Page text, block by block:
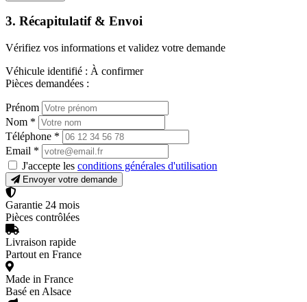
3. Récapitulatif & Envoi
Vérifiez vos informations et validez votre demande
Véhicule identifié : À confirmer
Pièces demandées :
Prénom
Nom *
Téléphone *
Email *
J'accepte les conditions générales d'utilisation
Envoyer votre demande
Garantie 24 mois
Pièces contrôlées
Livraison rapide
Partout en France
Made in France
Basé en Alsace